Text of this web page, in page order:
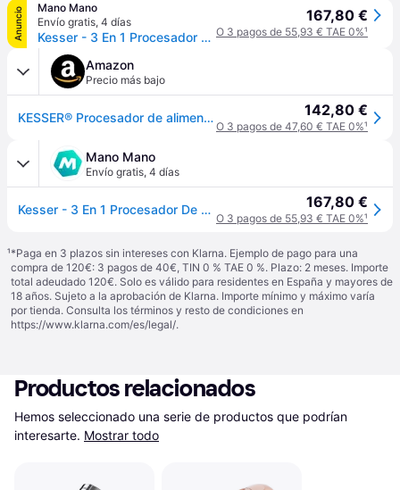
Anuncio
Mano Mano
Envío gratis, 4 días
Kesser - 3 En 1 Procesador De Alimentos Universal K-km 3000 Con Picadora Amasadora Batidora Multifuncional 5.5l Tazón Con 3 Herramientas Para Mezclar Cobre
167,80 €
O 3 pagos de 55,93 € TAE 0%¹
Amazon
Precio más bajo
KESSER® Procesador de alimentos universal 3 en 1 K-KM 3000 con amasadora multifuncional tazón Fleischwolf de 5,5 l, llaves con 3 utensilios para mezclar, exprimidor de 1,5 l, cobre 142,80 €
O 3 pagos de 47,60 € TAE 0%¹
Mano Mano
Envío gratis, 4 días
Kesser - 3 En 1 Procesador De Alimentos Universal K-km 3000 Con Picadora Amasadora Batidora Multifuncional 5.5l Tazón Con 3 Herramientas Para Mezclar Cobre 167,80 €
O 3 pagos de 55,93 € TAE 0%¹
¹*Paga en 3 plazos sin intereses con Klarna. Ejemplo de pago para una
compra de 120€: 3 pagos de 40€, TIN 0 % TAE 0 %. Plazo: 2 meses. Importe
total adeudado 120€. Solo es válido para residentes en España y mayores de
18 años. Sujeto a la aprobación de Klarna. Importe mínimo y máximo varía
por tienda. Consulta los términos y resto de condiciones en
https://www.klarna.com/es/legal/.
Productos relacionados
Hemos seleccionado una serie de productos que podrían
interesarte. Mostrar todo